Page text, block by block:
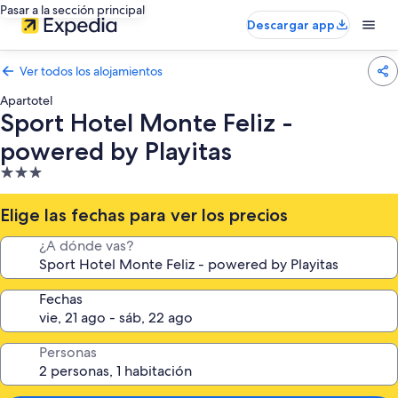
Pasar a la sección principal
Descargar app
Ver todos los alojamientos
Apartotel
Sport Hotel Monte Feliz -
powered by Playitas
Alojamiento
de
3.0 estrellas
Elige las fechas para ver los precios
¿A dónde vas?
Fechas
Personas